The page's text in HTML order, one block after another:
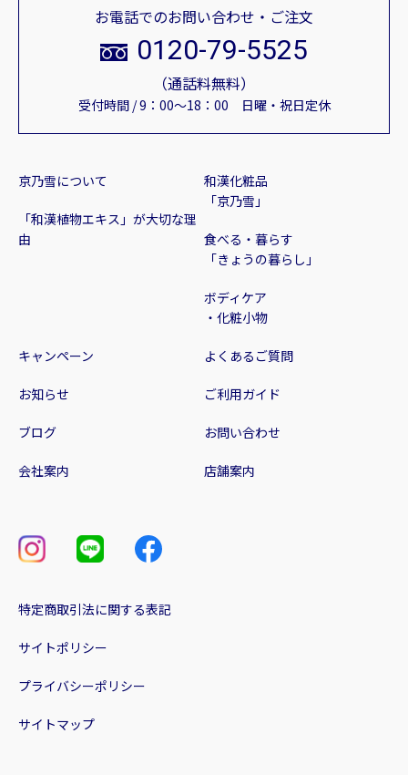
京乃雪について
「和漢植物エキス」が大切な理
由
和漢化粧品
「京乃雪」
食べる・暮らす
「きょうの暮らし」
ボディケア
・化粧小物
キャンペーン
お知らせ
ブログ
会社案内 店舗案内
よくあるご質問
ご利用ガイド
お問い合わせ
お電話でのお問い合わせ・ご注文
0120-79-5525
（通話料無料）
受付時間 / 9：00～18：00 日曜・祝日定休
特定商取引法に関する表記
サイトポリシー
プライバシーポリシー
サイトマップ